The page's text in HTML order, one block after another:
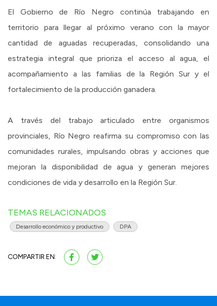
El Gobierno de Río Negro continúa trabajando en
territorio para llegar al próximo verano con la mayor
cantidad de aguadas recuperadas, consolidando una
estrategia integral que prioriza el acceso al agua, el
acompañamiento a las familias de la Región Sur y el
fortalecimiento de la producción ganadera.
A través del trabajo articulado entre organismos
provinciales, Río Negro reafirma su compromiso con las
comunidades rurales, impulsando obras y acciones que
mejoran la disponibilidad de agua y generan mejores
condiciones de vida y desarrollo en la Región Sur.
TEMAS RELACIONADOS
Desarrollo económico y productivo DPA
COMPARTIR EN: